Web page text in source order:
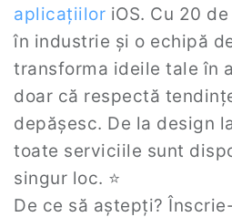
aplicațiilor iOS. Cu 20
în industrie și o echipă
transforma ideile tale în
doar că respectă
depășesc. De la design
toate serviciile sunt
singur loc. ⭐
De ce să aștepți?